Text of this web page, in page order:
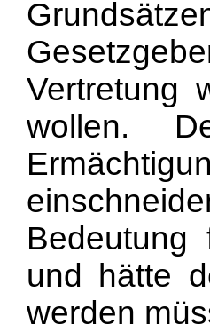
Vertretung
wollen.
Bedeutung
und hätte
werden